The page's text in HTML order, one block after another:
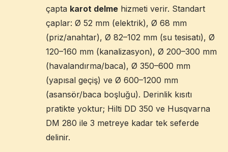
çapta karot delme hizmeti verir. Standart
çaplar: Ø 52 mm (elektrik), Ø 68 mm
(priz/anahtar), Ø 82–102 mm (su tesisatı), Ø
120–160 mm (kanalizasyon), Ø 200–300 mm
(havalandırma/baca), Ø 350–600 mm
(yapısal geçiş) ve Ø 600–1200 mm
(asansör/baca boşluğu). Derinlik kısıtı
pratikte yoktur; Hilti DD 350 ve Husqvarna
DM 280 ile 3 metreye kadar tek seferde
delinir.